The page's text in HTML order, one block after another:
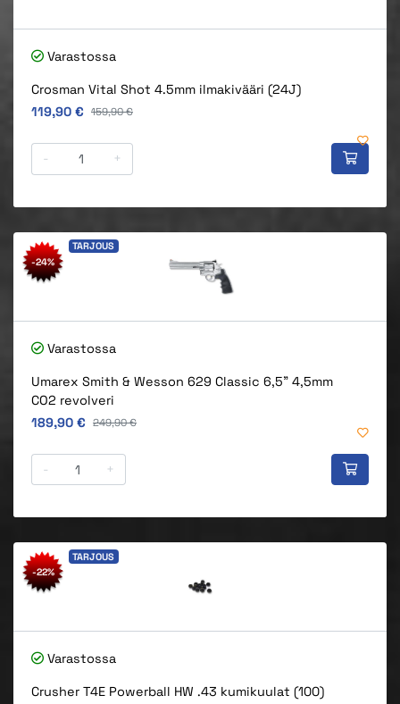
Varastossa
Crosman Vital Shot 4.5mm ilmakivääri (24J)
Alkuperäinen hinta
119,90 € Alkuperäinen hinta
159,90 €
- +
-24%
TARJOUS
Varastossa
Umarex Smith & Wesson 629 Classic 6,5" 4,5mm
CO2 revolveri
Alkuperäinen hinta
189,90 € Alkuperäinen hinta
249,90 €
- +
-22%
TARJOUS
Varastossa
Crusher T4E Powerball HW .43 kumikuulat (100)